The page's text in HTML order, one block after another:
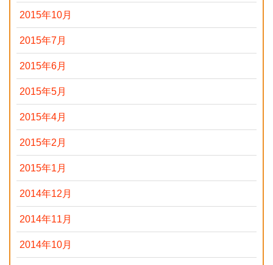
2015年10月
2015年7月
2015年6月
2015年5月
2015年4月
2015年2月
2015年1月
2014年12月
2014年11月
2014年10月